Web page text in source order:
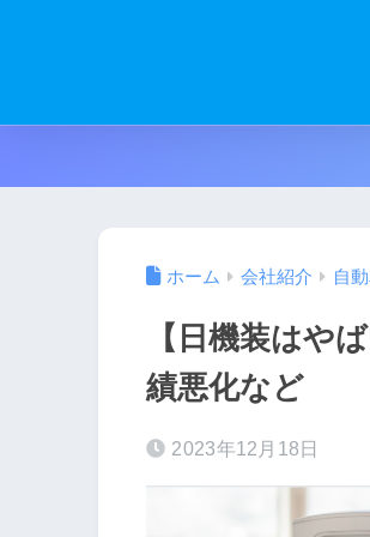
ホーム 会社紹介 自
【日機装はや
績悪化など
2023年12月18日